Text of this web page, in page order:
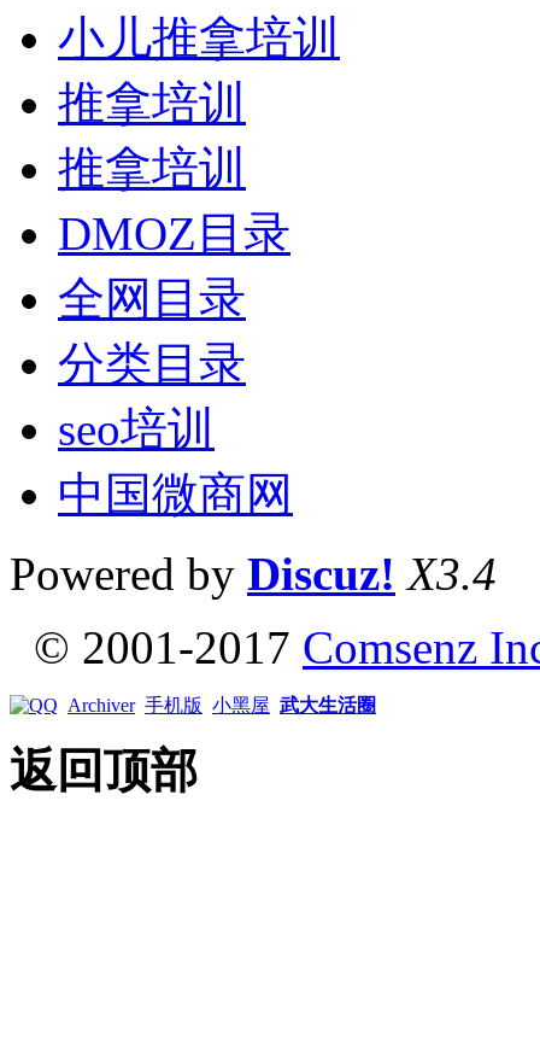
小儿推拿培训
推拿培训
推拿培训
DMOZ目录
全网目录
分类目录
seo培训
中国微商网
Powered by Discuz! X3.4
© 2001-2017 Comsenz
Archiver 手机版 小黑屋 武大生活圈
返回顶部